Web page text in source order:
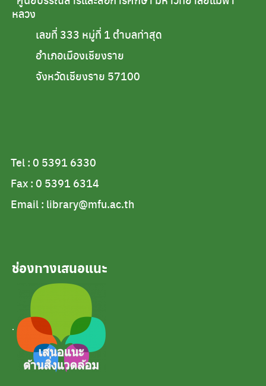
หลวง
เลขที่ 333 หมู่ที่ 1 ตำบลท่าสุด
อำเภอเมืองเชียงราย
จังหวัดเชียงราย 57100
Tel : 0 5391 6330
Fax : 0 5391 6314
Email : library@mfu.ac.th
ช่องทางเสนอแนะ
.